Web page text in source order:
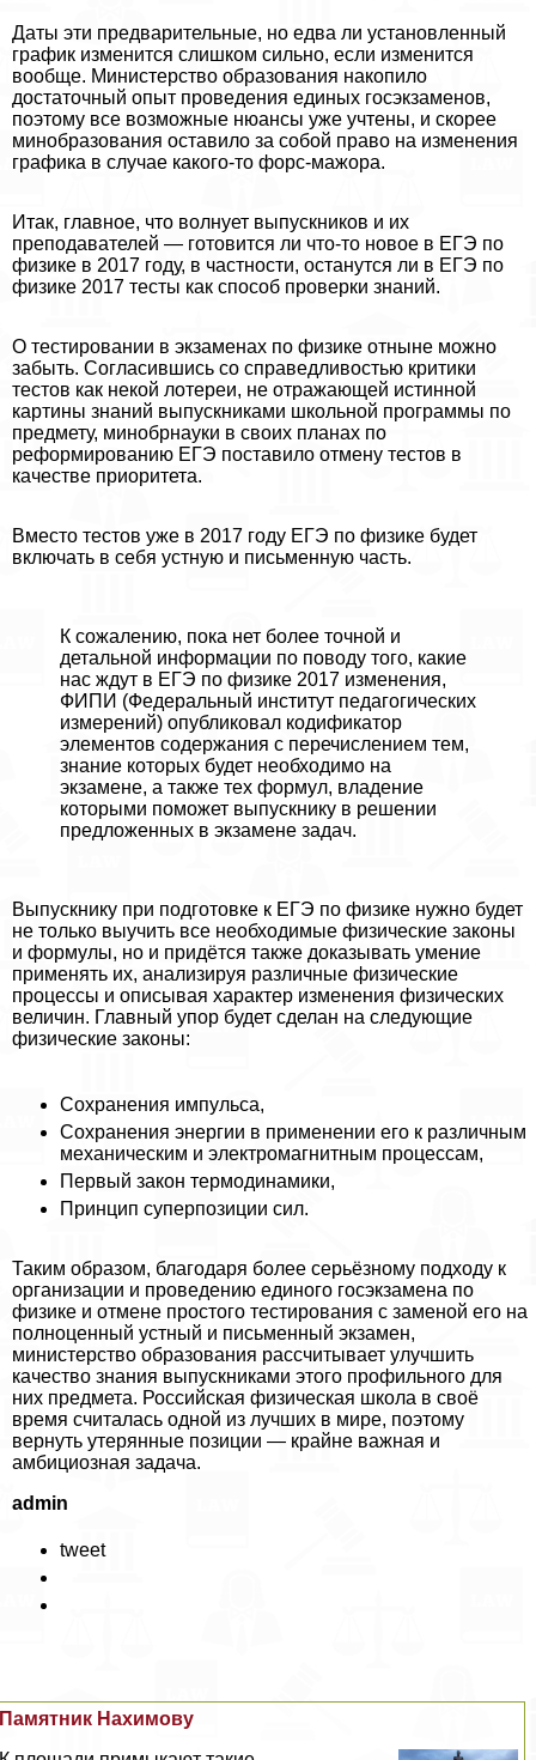
Даты эти предварительные, но едва ли установленный
график изменится слишком сильно, если изменится
вообще. Министерство образования накопило
достаточный опыт проведения единых госэкзаменов,
поэтому все возможные нюансы уже учтены, и скорее
минобразования оставило за собой право на изменения
графика в случае какого-то форс-мажора.
Итак, главное, что волнует выпускников и их
преподавателей — готовится ли что-то новое в ЕГЭ по
физике в 2017 году, в частности, останутся ли в ЕГЭ по
физике 2017 тесты как способ проверки знаний.
О тестировании в экзаменах по физике отныне можно
забыть. Согласившись со справедливостью критики
тестов как некой лотереи, не отражающей истинной
картины знаний выпускниками школьной программы по
предмету, минобрнауки в своих планах по
реформированию ЕГЭ поставило отмену тестов в
качестве приоритета.
Вместо тестов уже в 2017 году ЕГЭ по физике будет
включать в себя устную и письменную часть.
К сожалению, пока нет более точной и
детальной информации по поводу того, какие
нас ждут в ЕГЭ по физике 2017 изменения,
ФИПИ (Федеральный институт педагогических
измерений) опубликовал кодификатор
элементов содержания с перечислением тем,
знание которых будет необходимо на
экзамене, а также тех формул, владение
которыми поможет выпускнику в решении
предложенных в экзамене задач.
Выпускнику при подготовке к ЕГЭ по физике нужно будет
не только выучить все необходимые физические законы
и формулы, но и придётся также доказывать умение
применять их, анализируя различные физические
процессы и описывая хаpaктер изменения физических
величин. Главный упор будет сделан на следующие
физические законы:
Сохранения импульса,
Сохранения энергии в применении его к различным
механическим и электромагнитным процессам,
Первый закон термодинамики,
Принцип суперпозиции сил.
Таким образом, благодаря более серьёзному подходу к
организации и проведению единого госэкзамена по
физике и отмене простого тестирования с заменой его на
полноценный устный и письменный экзамен,
министерство образования рассчитывает улучшить
качество знания выпускниками этого профильного для
них предмета. Российская физическая школа в своё
время считалась одной из лучших в мире, поэтому
вернуть утерянные позиции — крайне важная и
амбициозная задача.
admin
tweet
Памятник Нахимову